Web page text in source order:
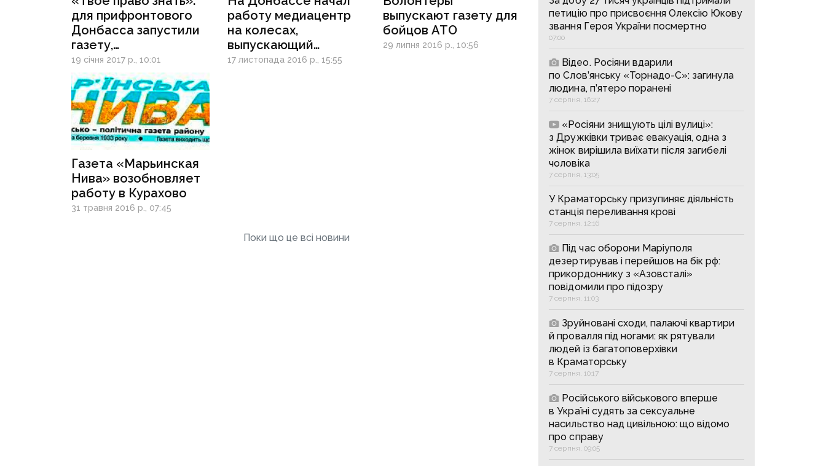
для прифронтового
Донбасса запустили
газету,
развенчивающую
фейки российских
СМИ
19 січня 2017 р., 10:01
работу медиацентр
на колесах,
выпускающий
полевую газету для
17 листопада 2016 р., 15:55
выпускают газету для
бойцов АТО
29 липня 2016 р., 10:56
Газета «Марьинская
Нива» возобновляет
работу в Курахово
31 травня 2016 р., 07:45
Поки що це всі новини
петицію про присвоєння Олексію Юкову
звання Героя України посмертно
07:00
Відео. Росіяни вдарили
по Слов’янську «Торнадо-С»: загинула
людина, п’ятеро поранені
7 серпня, 16:27
«Росіяни знищують цілі вулиці»:
з Дружківки триває евакуація, одна з
жінок вирішила виїхати після загибелі
чоловіка
7 серпня, 13:05
У Краматорську призупиняє діяльність
станція переливання крові
7 серпня, 12:16
Під час оборони Маріуполя
дезертирував і перейшов на бік рф:
прикордоннику з «Азовсталі»
повідомили про підозру
7 серпня, 11:03
Зруйновані сходи, палаючі квартири
й провалля під ногами: як рятували
людей із багатоповерхівки
в Краматорську
7 серпня, 10:17
Російського військового вперше
в Україні судять за сексуальне
насильство над цивільною: що відомо
про справу
7 серпня, 09:05